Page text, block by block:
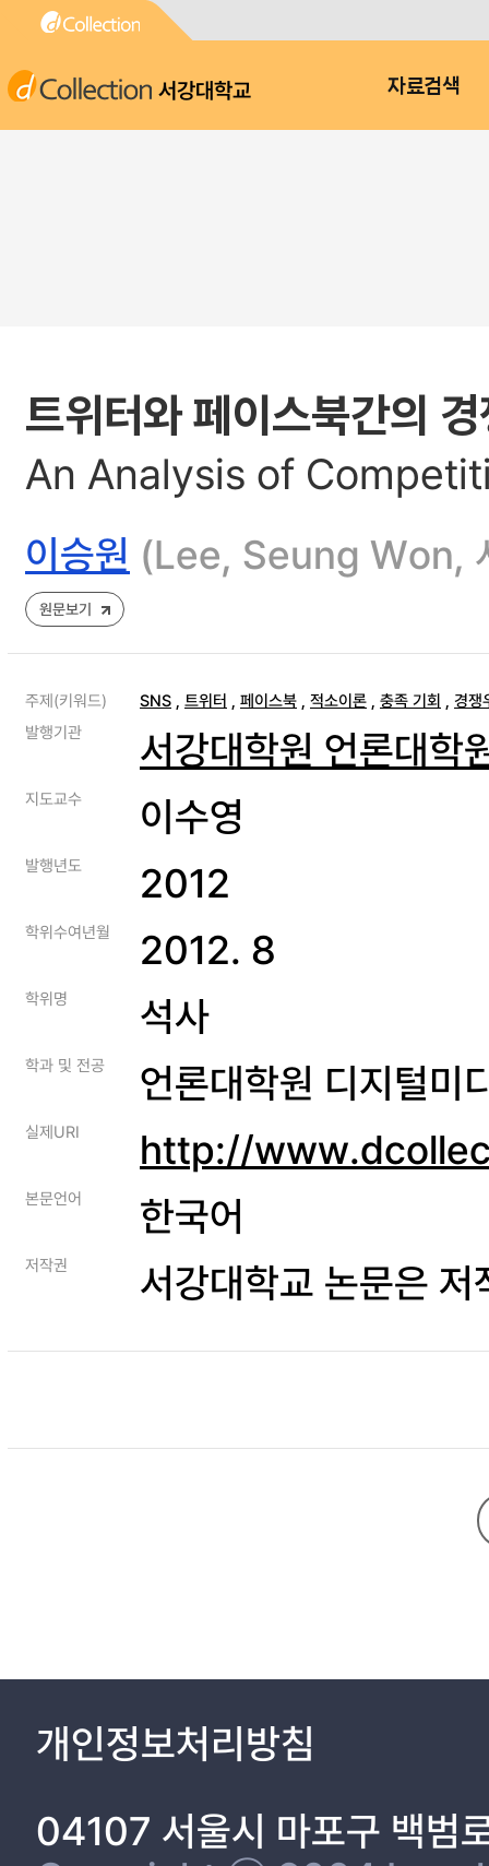
서강대학교 자료검색
트위터와 페이스북간의
An Analysis of
이승원 (Lee, Seung Won,
원문보기
주제(키워드) SNS , 트위터 , 페이스북 , 적소이론 , 충족 기회 , 경쟁
발행기관
서강대학원 언론대학
지도교수 이수영
발행년도 2012
학위수여년월 2012. 8
학위명 석사
학과 및 전공 언론대학원 디지털미
실제URI http://
본문언어 한국어
저작권 서강대학교 논문은
개인정보처리방침
04107 서울시 마포구 백범